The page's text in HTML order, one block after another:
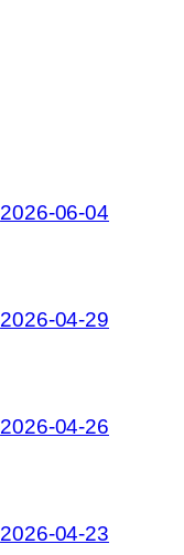
2026-06-04
2026-04-29
2026-04-26
2026-04-23